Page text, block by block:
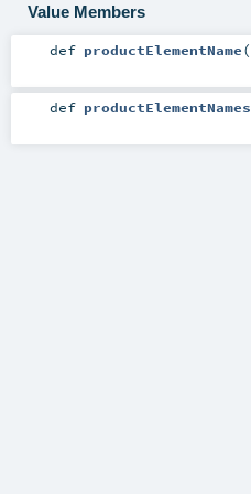
Value Members
def productElementName(
def productElementNames